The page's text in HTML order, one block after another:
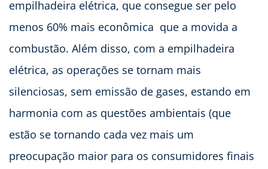
empilhadeira elétrica, que consegue ser pelo
menos 60% mais econômica que a movida a
combustão. Além disso, com a empilhadeira
elétrica, as operações se tornam mais
silenciosas, sem emissão de gases, estando em
harmonia com as questões ambientais (que
estão se tornando cada vez mais um
preocupação maior para os consumidores finais